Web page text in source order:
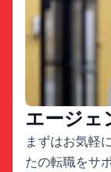
エージェ
まずはお気軽
たの転職をサ